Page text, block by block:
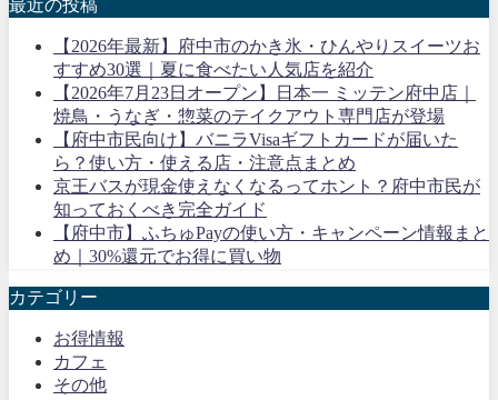
最近の投稿
【2026年最新】府中市のかき氷・ひんやりスイーツお
すすめ30選｜夏に食べたい人気店を紹介
【2026年7月23日オープン】日本一 ミッテン府中店｜
焼鳥・うなぎ・惣菜のテイクアウト専門店が登場
【府中市民向け】バニラVisaギフトカードが届いた
ら？使い方・使える店・注意点まとめ
京王バスが現金使えなくなるってホント？府中市民が
知っておくべき完全ガイド
【府中市】ふちゅPayの使い方・キャンペーン情報まと
め｜30%還元でお得に買い物
カテゴリー
お得情報
カフェ
その他